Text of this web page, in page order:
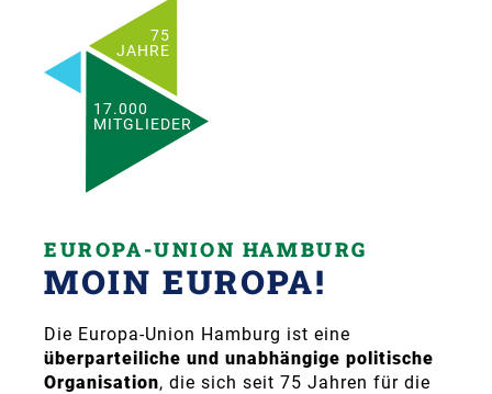
75
JAHRE
17.000
MITGLIEDER
EUROPA-UNION HAMBURG
MOIN EUROPA!
Die Europa-Union Hamburg ist eine
überparteiliche und unabhängige politische
Organisation, die sich seit 75 Jahren für die